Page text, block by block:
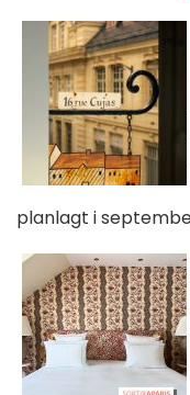
planlagt i